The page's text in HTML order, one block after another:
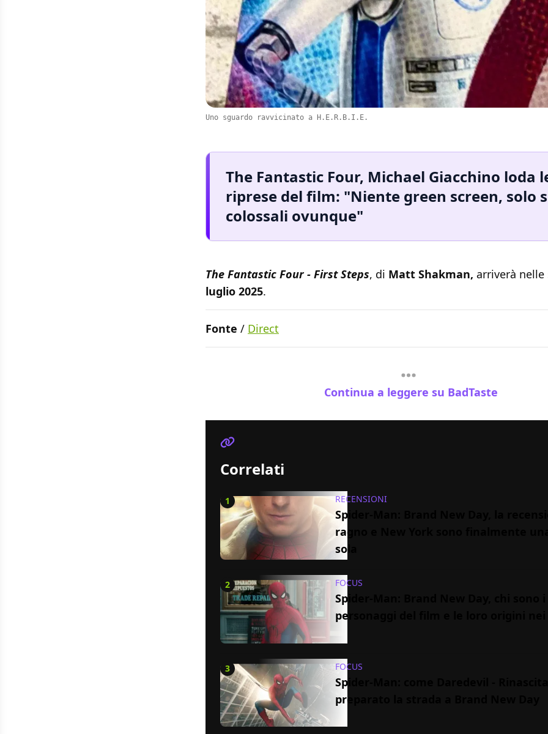
Uno sguardo ravvicinato a H.E.R.B.I.E.
The Fantastic Four, Michael Giacchino loda
riprese del film: "Niente green screen, solo
colossali ovunque"
The Fantastic Four - First Steps, di Matt Shakman, arriverà
luglio 2025.
Fonte / Direct
Continua a leggere su BadTaste
Correlati
1 RECENSIONI
Spider-Man: Brand New Day, la
ragno e New York sono finalmente
sola
2 FOCUS
Spider-Man: Brand New Day, chi sono i
personaggi del film e le loro origini
3 FOCUS
Spider-Man: come Daredevil -
preparato la strada a Brand New Day